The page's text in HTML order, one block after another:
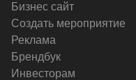
Бизнес сайт
Создать мероприятие
Реклама
Брендбук
Инвесторам